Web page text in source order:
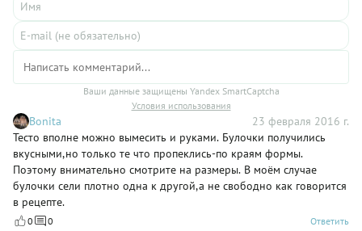
Ваши данные защищены Yandex SmartCaptcha
Условия использования
Bonita
23 февраля 2016 г.
Тесто вполне можно вымесить и руками. Булочки получились
вкусными,но только те что пропеклись-по краям формы.
Поэтому внимательно смотрите на размеры. В моём случае
булочки сели плотно одна к другой,а не свободно как говорится
в рецепте.
0 0 Ответить